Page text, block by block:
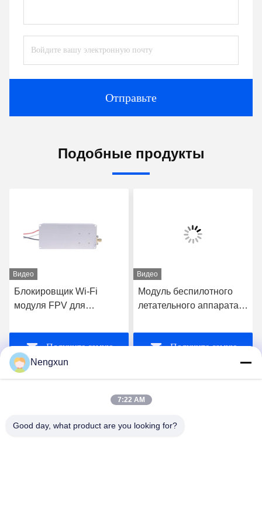
Отправьте
Подобные продукты
Видео
Блокировщик Wi-Fi
модуля FPV для
летательных аппаратов
Получите самую
Видео
Модуль беспилотного
летательного аппарата
FPV C-UAS Drone Wifi
Bluetooth Jammer
Получите самую
Nengxun Communication Technology Co.,Ltd.
Nengxun
7:22 AM
Good day, what product are you looking for?